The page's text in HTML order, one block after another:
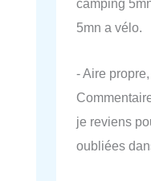
camping
5mn a vélo.
- Aire
je reviens
oubliées